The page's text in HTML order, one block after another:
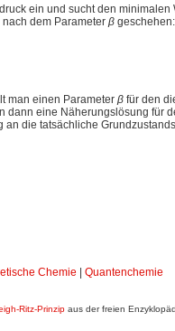
ein und sucht den minimalen
dem Parameter β geschehen:
man einen Parameter β für den
dann eine Näherungslösung für
an die tatsächliche
Chemie Quantenchemie
Ritz-Prinzip aus der freien